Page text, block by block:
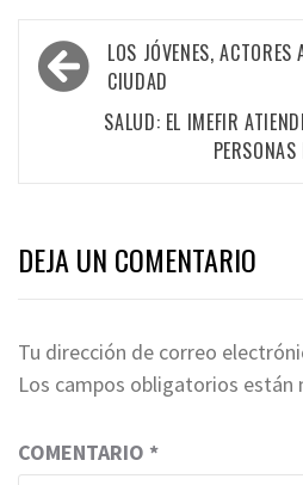
Navegación
de
entradas
LOS JÓVENES, ACTORES
CIUDAD
SALUD: EL IMEFIR
DEJA UN COMENTARIO
Tu dirección de correo
Los campos obligatorios están
COMENTARIO *